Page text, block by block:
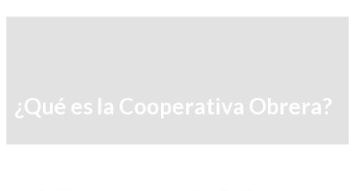
¿Qué es la Cooperativa Obrera?